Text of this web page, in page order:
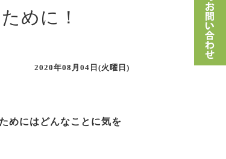
めに！
2020年08月04日(火曜日)
めにはどんなことに気を